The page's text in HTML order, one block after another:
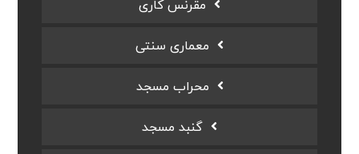
مقرنس کاری
معماری سنتی
محراب مسجد
گنبد مسجد